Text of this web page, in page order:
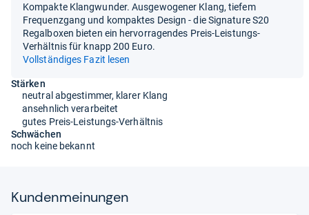
Kompakte Klangwunder. Ausgewogener Klang, tiefem
Frequenzgang und kompaktes Design - die Signature S20
Regalboxen bieten ein hervorragendes Preis-Leistungs-
Verhältnis für knapp 200 Euro.
Vollständiges Fazit lesen
Stärken
neutral abgestimmer, klarer Klang
ansehnlich verarbeitet
gutes Preis-Leistungs-Verhältnis
Schwächen
noch keine bekannt
Kun­den­mei­nun­gen